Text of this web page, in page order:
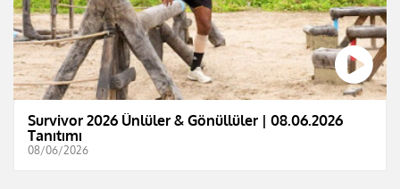
Survivor 2026 Ünlüler & Gönüllüler | 08.06.2026
Tanıtımı
08/06/2026